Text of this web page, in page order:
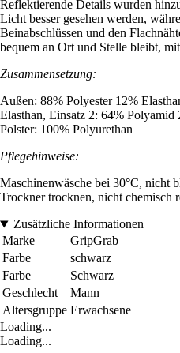
Reflektierende Details wurden
Licht besser gesehen werden,
Beinabschlüssen und den
bequem an Ort und Stelle bleibt,
Zusammensetzung:
Außen: 88% Polyester 12%
Elasthan, Einsatz 2: 64% Polyamid
Polster: 100% Polyurethan
Pflegehinweise:
Maschinenwäsche bei 30°C, nicht
Trockner trocknen, nicht chemisch
Zusätzliche Informationen
Marke
GripGrab
Farbe
schwarz
Farbe
Schwarz
Geschlecht
Mann
Altersgruppe Erwachsene
Loading...
Loading...